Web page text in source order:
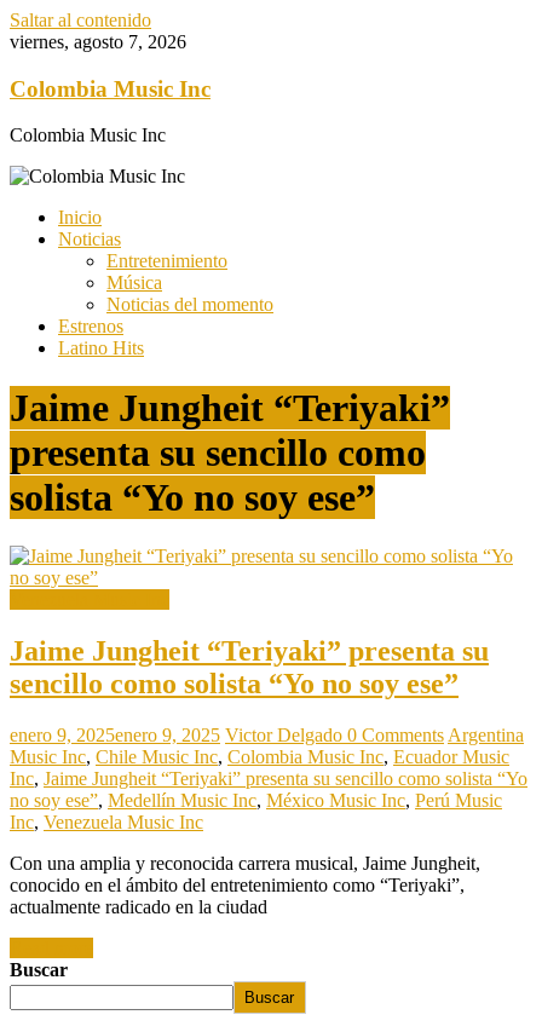
Saltar al contenido
viernes, agosto 7, 2026
Colombia Music Inc
Colombia Music Inc
Inicio
Noticias
Entretenimiento
Música
Noticias del momento
Estrenos
Latino Hits
Jaime Jungheit “Teriyaki”
presenta su sencillo como
solista “Yo no soy ese”
Jaime Jungheit “Teriyaki” presenta su
sencillo como solista “Yo no soy ese”
enero 9, 2025enero 9, 2025 Victor Delgado 0 Comments Argentina
Music Inc, Chile Music Inc, Colombia Music Inc, Ecuador Music
Inc, Jaime Jungheit “Teriyaki” presenta su sencillo como solista “Yo
no soy ese”, Medellín Music Inc, México Music Inc, Perú Music
Inc, Venezuela Music Inc
Con una amplia y reconocida carrera musical, Jaime Jungheit,
conocido en el ámbito del entretenimiento como “Teriyaki”,
actualmente radicado en la ciudad
Buscar
Buscar